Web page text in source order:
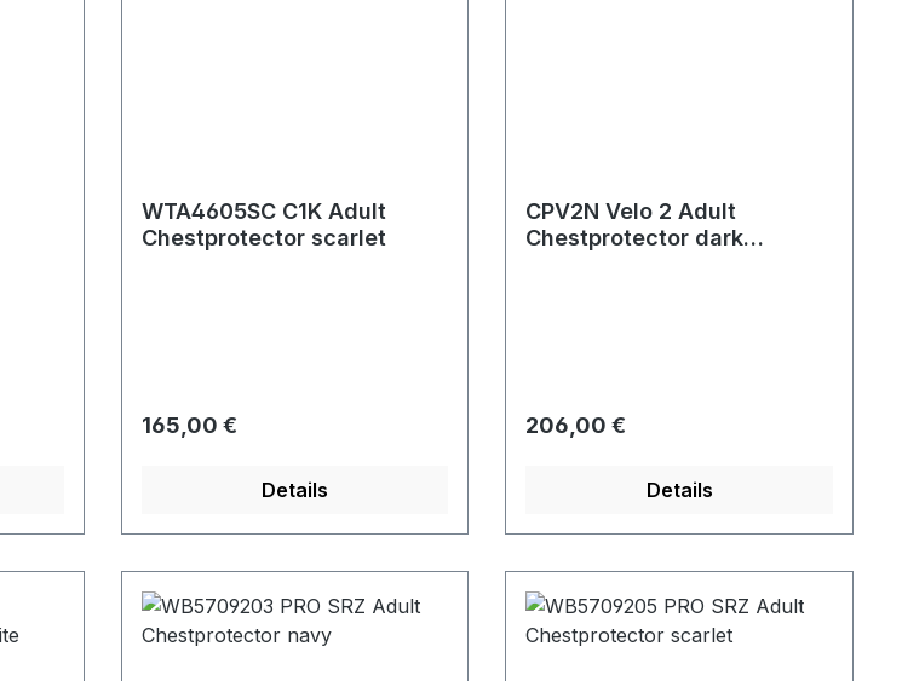
WTA4605SC C1K Adult
Chestprotector scarlet
Regulärer Preis:
165,00 €
Details
CPV2N Velo 2 Adult
Chestprotector dark
Regulärer Preis:
206,00 €
Details